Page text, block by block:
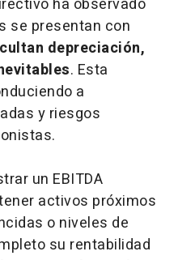
ha observado
se presentan con
depreciación,
. Esta
a
y riesgos
un EBITDA
activos próximos
o niveles de
su rentabilidad